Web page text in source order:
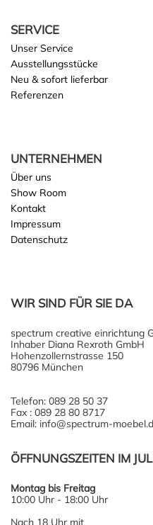
SERVICE
Unser Service
Ausstellungsstücke
Neu & sofort lieferbar
Referenzen
UNTERNEHMEN
Über uns
Show Room
Kontakt
Impressum
Datenschutz
WIR SIND FÜR SIE DA
spectrum creative einrichtung
Inhaber Diana Rexroth GmbH
Hohenzollernstrasse 150
80796 München
Telefon: 089 28 50 37
Fax : 089 28 80 8717
Email: info@spectrum-
ÖFFNUNGSZEITEN IM
Montag bis Freitag
10:00 Uhr - 18:00 Uhr
Nach 18 Uhr mit